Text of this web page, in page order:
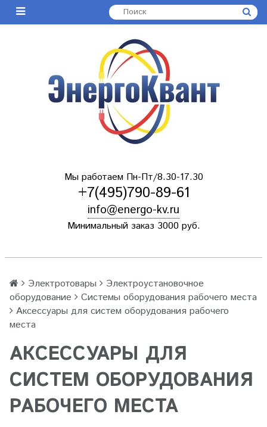
Мы работаем Пн-Пт/8.30-17.30
+7(495)790-89-61
info@energo-kv.ru
Минимальный заказ 3000 руб.
Электротовары
Электроустановочное
оборудование
Системы оборудования рабочего места
Аксессуары для систем оборудования рабочего
места
АКСЕССУАРЫ ДЛЯ
СИСТЕМ ОБОРУДОВАНИЯ
РАБОЧЕГО МЕСТА